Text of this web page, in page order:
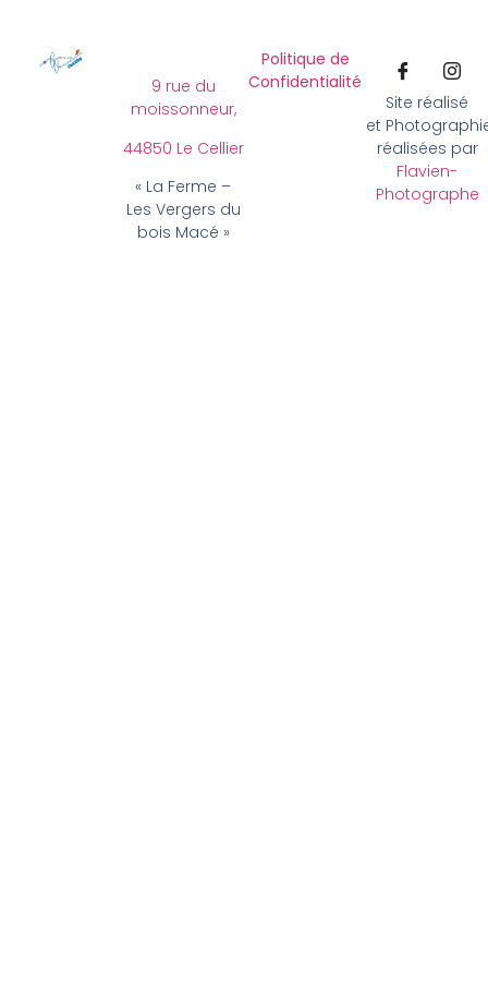
9 rue du
moissonneur,
44850 Le Cellier
« La Ferme –
Les Vergers du
bois Macé »
Politique de
Confidentialité
Site réalisé
et
réalisées par
Flavien-
Photographe